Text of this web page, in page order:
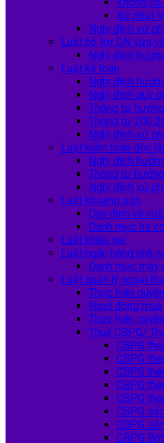
Xử phạt
Nghị định xử
Luật hỗ trợ DN vừa
Nghị định
Luật kế toán
Nghị định
Nghị định quy
Thông tư
Thông tư
Nghị định xử
Luật kiểm toán độc
Nghị định
Thông tư
Nghị định xử
Luật khoáng sản
Quy định về
Danh mục hs
Luật khiếu nại
Luật ngân hàng nhà
Danh mục máy
Luật quản lý ngoại
Thực hiện
Hoạt động
Thực hiện
Thuế CBPG/
CBPG
CBPG
CBPG
CBPG
CBPG
CBPG
CBPG
CBPG